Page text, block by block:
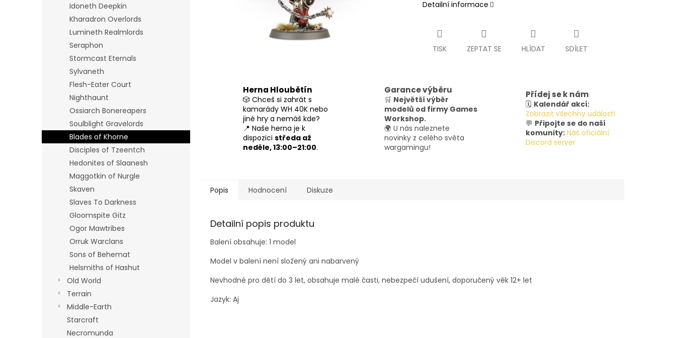
Idoneth Deepkin
Kharadron Overlords
Lumineth Realmlords
Seraphon
Stormcast Eternals
Sylvaneth
Flesh-Eater Court
Nighthaunt
Ossiarch Bonereapers
Soulblight Gravelords
Blades of Khorne
Disciples of Tzeentch
Hedonites of Slaanesh
Maggotkin of Nurgle
Skaven
Slaves To Darkness
Gloomspite Gitz
Ogor Mawtribes
Orruk Warclans
Sons of Behemat
Helsmiths of Hashut
Old World
Terrain
Middle-Earth
Starcraft
Necromunda
Detailní informace
TISK ZEPTAT SE HLÍDAT SDÍLET
Herna Hloubětín
🎲 Chceš si zahrát s
kamarády WH 40K nebo
jiné hry a nemáš kde?
📍 Naše herna je k
dispozici středa až
neděle, 13:00–21:00.
Garance výběru
🛒 Největší výběr
modelů od firmy Games
Workshop.
🌍 U nás naleznete
novinky z celého světa
wargamingu!
Přídej se k nám
🗓️ Kalendář akcí:
Zobrazit všechny události
💬 Připojte se do naší
komunity: Náš oficiální
Discord server
Popis Hodnocení Diskuze
Detailní popis produktu
Balení obsahuje: 1 model
Model v balení není složený ani nabarvený
Nevhodné pro dětí do 3 let, obsahuje malé časti, nebezpečí udušení, doporučený věk 12+ let
Jazyk: Aj